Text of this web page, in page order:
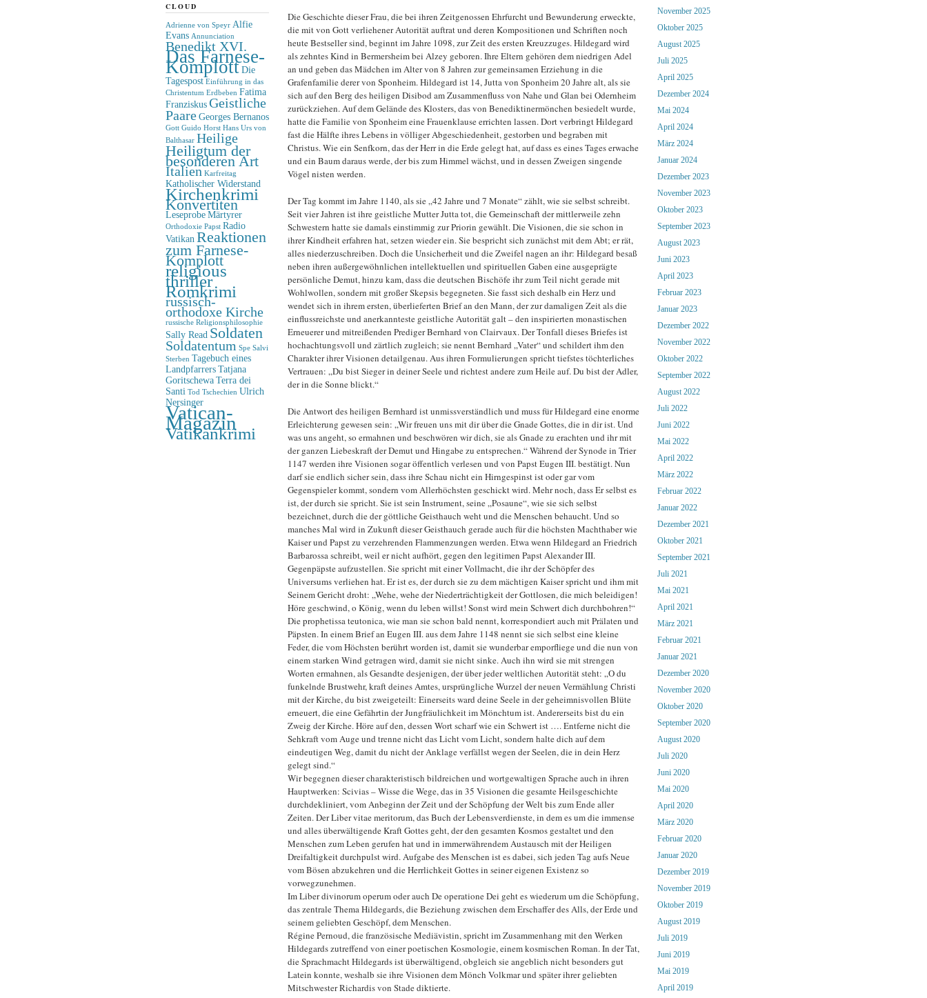
Die Geschichte dieser Frau, die bei ihren Zeitgenossen Ehrfurcht und Bewunderung erweckte,
die mit von Gott verliehener Autorität auftrat und deren Kompositionen und Schriften noch
heute Bestseller sind, beginnt im Jahre 1098, zur Zeit des ersten Kreuzzuges. Hildegard wird
als zehntes Kind in Bermersheim bei Alzey geboren. Ihre Eltern gehören dem niedrigen Adel
an und geben das Mädchen im Alter von 8 Jahren zur gemeinsamen Erziehung in die
Grafenfamilie derer von Sponheim. Hildegard ist 14, Jutta von Sponheim 20 Jahre alt, als sie
sich auf den Berg des heiligen Disibod am Zusammenfluss von Nahe und Glan bei Odernheim
zurückziehen. Auf dem Gelände des Klosters, das von Benediktinermönchen besiedelt wurde,
hatte die Familie von Sponheim eine Frauenklause errichten lassen. Dort verbringt Hildegard
fast die Hälfte ihres Lebens in völliger Abgeschiedenheit, gestorben und begraben mit
Christus. Wie ein Senfkorn, das der Herr in die Erde gelegt hat, auf dass es eines Tages erwache
und ein Baum daraus werde, der bis zum Himmel wächst, und in dessen Zweigen singende
Vögel nisten werden.
Der Tag kommt im Jahre 1140, als sie „42 Jahre und 7 Monate“ zählt, wie sie selbst schreibt.
Seit vier Jahren ist ihre geistliche Mutter Jutta tot, die Gemeinschaft der mittlerweile zehn
Schwestern hatte sie damals einstimmig zur Priorin gewählt. Die Visionen, die sie schon in
ihrer Kindheit erfahren hat, setzen wieder ein. Sie bespricht sich zunächst mit dem Abt; er rät,
alles niederzuschreiben. Doch die Unsicherheit und die Zweifel nagen an ihr: Hildegard besaß
neben ihren außergewöhnlichen intellektuellen und spirituellen Gaben eine ausgeprägte
persönliche Demut, hinzu kam, dass die deutschen Bischöfe ihr zum Teil nicht gerade mit
Wohlwollen, sondern mit großer Skepsis begegneten. Sie fasst sich deshalb ein Herz und
wendet sich in ihrem ersten, überlieferten Brief an den Mann, der zur damaligen Zeit als die
einflussreichste und anerkannteste geistliche Autorität galt – den inspirierten monastischen
Erneuerer und mitreißenden Prediger Bernhard von Clairvaux. Der Tonfall dieses Briefes ist
hochachtungsvoll und zärtlich zugleich; sie nennt Bernhard „Vater“ und schildert ihm den
Charakter ihrer Visionen detailgenau. Aus ihren Formulierungen spricht tiefstes töchterliches
Vertrauen: „Du bist Sieger in deiner Seele und richtest andere zum Heile auf. Du bist der Adler,
der in die Sonne blickt.“
Die Antwort des heiligen Bernhard ist unmissverständlich und muss für Hildegard eine enorme
Erleichterung gewesen sein: „Wir freuen uns mit dir über die Gnade Gottes, die in dir ist. Und
was uns angeht, so ermahnen und beschwören wir dich, sie als Gnade zu erachten und ihr mit
der ganzen Liebeskraft der Demut und Hingabe zu entsprechen.“ Während der Synode in Trier
1147 werden ihre Visionen sogar öffentlich verlesen und von Papst Eugen III. bestätigt. Nun
darf sie endlich sicher sein, dass ihre Schau nicht ein Hirngespinst ist oder gar vom
Gegenspieler kommt, sondern vom Allerhöchsten geschickt wird. Mehr noch, dass Er selbst es
ist, der durch sie spricht. Sie ist sein Instrument, seine „Posaune“, wie sie sich selbst
bezeichnet, durch die der göttliche Geisthauch weht und die Menschen behaucht. Und so
manches Mal wird in Zukunft dieser Geisthauch gerade auch für die höchsten Machthaber wie
Kaiser und Papst zu verzehrenden Flammenzungen werden. Etwa wenn Hildegard an Friedrich
Barbarossa schreibt, weil er nicht aufhört, gegen den legitimen Papst Alexander III.
Gegenpäpste aufzustellen. Sie spricht mit einer Vollmacht, die ihr der Schöpfer des
Universums verliehen hat. Er ist es, der durch sie zu dem mächtigen Kaiser spricht und ihm mit
Seinem Gericht droht: „Wehe, wehe der Niederträchtigkeit der Gottlosen, die mich beleidigen!
Höre geschwind, o König, wenn du leben willst! Sonst wird mein Schwert dich durchbohren!“
Die prophetissa teutonica, wie man sie schon bald nennt, korrespondiert auch mit Prälaten und
Päpsten. In einem Brief an Eugen III. aus dem Jahre 1148 nennt sie sich selbst eine kleine
Feder, die vom Höchsten berührt worden ist, damit sie wunderbar emporfliege und die nun von
einem starken Wind getragen wird, damit sie nicht sinke. Auch ihn wird sie mit strengen
Worten ermahnen, als Gesandte desjenigen, der über jeder weltlichen Autorität steht: „O du
funkelnde Brustwehr, kraft deines Amtes, ursprüngliche Wurzel der neuen Vermählung Christi
mit der Kirche, du bist zweigeteilt: Einerseits ward deine Seele in der geheimnisvollen Blüte
erneuert, die eine Gefährtin der Jungfräulichkeit im Mönchtum ist. Andererseits bist du ein
Zweig der Kirche. Höre auf den, dessen Wort scharf wie ein Schwert ist …. Entferne nicht die
Sehkraft vom Auge und trenne nicht das Licht vom Licht, sondern halte dich auf dem
eindeutigen Weg, damit du nicht der Anklage verfällst wegen der Seelen, die in dein Herz
gelegt sind.“
Wir begegnen dieser charakteristisch bildreichen und wortgewaltigen Sprache auch in ihren
Hauptwerken: Scivias – Wisse die Wege, das in 35 Visionen die gesamte Heilsgeschichte
durchdekliniert, vom Anbeginn der Zeit und der Schöpfung der Welt bis zum Ende aller
Zeiten. Der Liber vitae meritorum, das Buch der Lebensverdienste, in dem es um die immense
und alles überwältigende Kraft Gottes geht, der den gesamten Kosmos gestaltet und den
Menschen zum Leben gerufen hat und in immerwährendem Austausch mit der Heiligen
Dreifaltigkeit durchpulst wird. Aufgabe des Menschen ist es dabei, sich jeden Tag aufs Neue
vom Bösen abzukehren und die Herrlichkeit Gottes in seiner eigenen Existenz so
vorwegzunehmen.
Im Liber divinorum operum oder auch De operatione Dei geht es wiederum um die Schöpfung,
das zentrale Thema Hildegards, die Beziehung zwischen dem Erschaffer des Alls, der Erde und
seinem geliebten Geschöpf, dem Menschen.
Régine Pernoud, die französische Mediävistin, spricht im Zusammenhang mit den Werken
Hildegards zutreffend von einer poetischen Kosmologie, einem kosmischen Roman. In der Tat,
die Sprachmacht Hildegards ist überwältigend, obgleich sie angeblich nicht besonders gut
Latein konnte, weshalb sie ihre Visionen dem Mönch Volkmar und später ihrer geliebten
Mitschwester Richardis von Stade diktierte.
CLOUD
Adrienne von Speyr Alfie
Evans Annunciation
Benedikt XVI.
Das Farnese-
Komplott Die
Tagespost Einführung in das
Christentum Erdbeben Fatima
Franziskus Geistliche
Paare Georges Bernanos
Gott Guido Horst Hans Urs von
Balthasar Heilige
Heiligtum der
besonderen Art
Italien Karfreitag
Katholischer Widerstand
Kirchenkrimi
Konvertiten
Leseprobe Märtyrer
Orthodoxie Papst Radio
Vatikan Reaktionen
zum Farnese-
Komplott
religious
thriller
Romkrimi
russisch-
orthodoxe Kirche
russische Religionsphilosophie
Sally Read Soldaten
Soldatentum Spe Salvi
Sterben Tagebuch eines
Landpfarrers Tatjana
Goritschewa Terra dei
Santi Tod Tschechien Ulrich
Nersinger
Vatican-
Magazin
Vatikankrimi
November 2025
Oktober 2025
August 2025
Juli 2025
April 2025
Dezember 2024
Mai 2024
April 2024
März 2024
Januar 2024
Dezember 2023
November 2023
Oktober 2023
September 2023
August 2023
Juni 2023
April 2023
Februar 2023
Januar 2023
Dezember 2022
November 2022
Oktober 2022
September 2022
August 2022
Juli 2022
Juni 2022
Mai 2022
April 2022
März 2022
Februar 2022
Januar 2022
Dezember 2021
Oktober 2021
September 2021
Juli 2021
Mai 2021
April 2021
März 2021
Februar 2021
Januar 2021
Dezember 2020
November 2020
Oktober 2020
September 2020
August 2020
Juli 2020
Juni 2020
Mai 2020
April 2020
März 2020
Februar 2020
Januar 2020
Dezember 2019
November 2019
Oktober 2019
August 2019
Juli 2019
Juni 2019
Mai 2019
April 2019